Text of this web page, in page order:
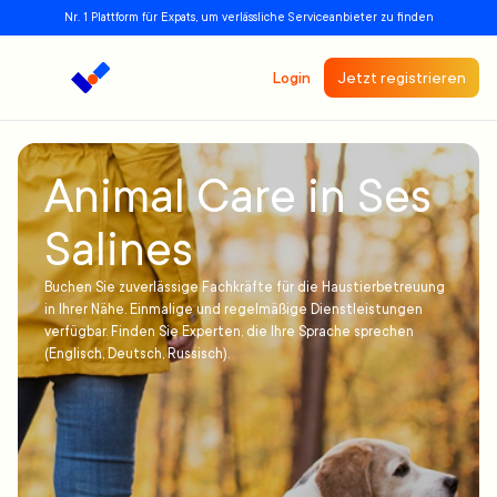
Nr. 1 Plattform für Expats, um verlässliche Serviceanbieter zu finden
Login Jetzt registrieren
Animal Care in Ses
Salines
Buchen Sie zuverlässige Fachkräfte für die Haustierbetreuung
in Ihrer Nähe. Einmalige und regelmäßige Dienstleistungen
verfügbar. Finden Sie Experten, die Ihre Sprache sprechen
(Englisch, Deutsch, Russisch).